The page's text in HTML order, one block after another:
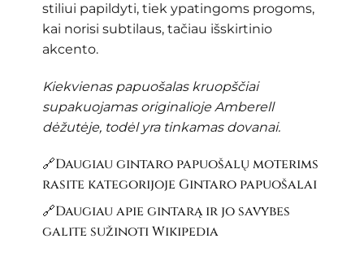
stiliui papildyti, tiek ypatingoms progoms,
kai norisi subtilaus, tačiau išskirtinio
akcento.
Kiekvienas papuošalas kruopščiai
supakuojamas originalioje Amberell
dėžutėje, todėl yra tinkamas dovanai.
🔗Daugiau gintaro papuošalų moterims
rasite kategorijoje Gintaro papuošalai
🔗Daugiau apie gintarą ir jo savybes
galite sužinotiWikipedia